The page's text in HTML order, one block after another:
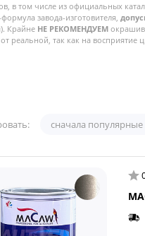
в том числе из официальных
завода-изготовителя,
Крайне НЕ РЕКОМЕНДУЕМ
реальной, так как на
сначала популярные